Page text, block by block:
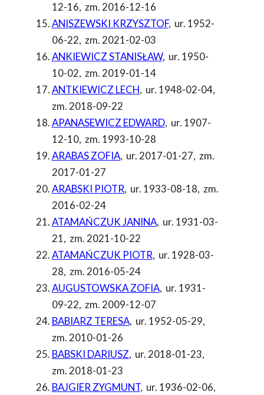
12-16, zm. 2016-12-16
ANISZEWSKI KRZYSZTOF, ur. 1952-
06-22, zm. 2021-02-03
ANKIEWICZ STANISŁAW, ur. 1950-
10-02, zm. 2019-01-14
ANTKIEWICZ LECH, ur. 1948-02-04,
zm. 2018-09-22
APANASEWICZ EDWARD, ur. 1907-
12-10, zm. 1993-10-28
ARABAS ZOFIA, ur. 2017-01-27, zm.
2017-01-27
ARABSKI PIOTR, ur. 1933-08-18, zm.
2016-02-24
ATAMAŃCZUK JANINA, ur. 1931-03-
21, zm. 2021-10-22
ATAMAŃCZUK PIOTR, ur. 1928-03-
28, zm. 2016-05-24
AUGUSTOWSKA ZOFIA, ur. 1931-
09-22, zm. 2009-12-07
BABIARZ TERESA, ur. 1952-05-29,
zm. 2010-01-26
BABSKI DARIUSZ, ur. 2018-01-23,
zm. 2018-01-23
BAJGIER ZYGMUNT, ur. 1936-02-06,